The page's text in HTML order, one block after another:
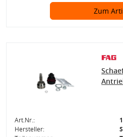
Zum
Art.Nr.:
Hersteller: